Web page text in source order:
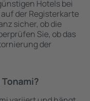
Hotels bei
der Registerkarte
sicher, ob die
Sie, ob das
der